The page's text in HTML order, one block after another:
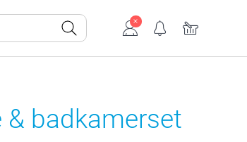
badkamerset